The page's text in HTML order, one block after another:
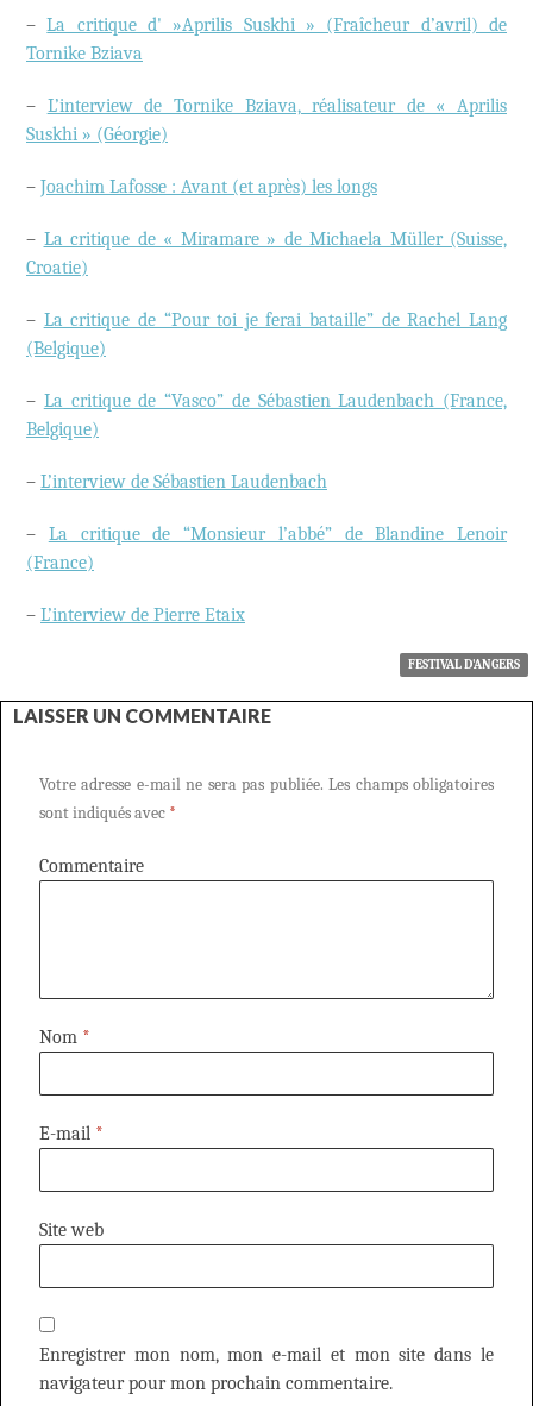
–La critique d' »Aprilis Suskhi » (Fraîcheur d’avril) de
Tornike Bziava
– L’interview de Tornike Bziava, réalisateur de « Aprilis
Suskhi » (Géorgie)
– Joachim Lafosse : Avant (et après) les longs
– La critique de « Miramare » de Michaela Müller (Suisse,
Croatie)
– La critique de “Pour toi je ferai bataille” de Rachel Lang
(Belgique)
– La critique de “Vasco” de Sébastien Laudenbach (France,
Belgique)
– L’interview de Sébastien Laudenbach
– La critique de “Monsieur l’abbé” de Blandine Lenoir
(France)
– L’interview de Pierre Etaix
FESTIVAL D'ANGERS
LAISSER UN COMMENTAIRE
Votre adresse e-mail ne sera pas publiée. Les champs obligatoires
sont indiqués avec *
Commentaire
Nom *
E-mail *
Site web
Enregistrer mon nom, mon e-mail et mon site dans le
navigateur pour mon prochain commentaire.